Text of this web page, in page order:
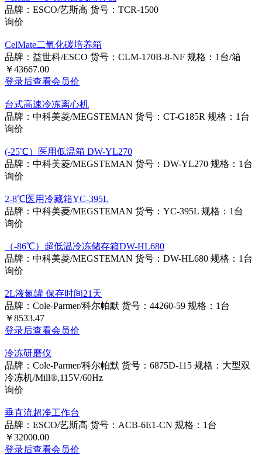
品牌：ESCO/艺斯高 货号：TCR-1500
询价
CelMate二氧化碳培养箱
品牌：益世科/ESCO 货号：CLM-170B-8-NF 规格：1台/箱
￥43667.00
登录后查看会员价
台式高速冷冻离心机
品牌：中科美菱/MEGSTEMAN 货号：CT-G185R 规格：1台
询价
(-25℃）医用低温箱 DW-YL270
品牌：中科美菱/MEGSTEMAN 货号：DW-YL270 规格：1台
询价
2-8℃医用冷藏箱YC-395L
品牌：中科美菱/MEGSTEMAN 货号：YC-395L 规格：1台
询价
（-86℃）超低温冷冻储存箱DW-HL680
品牌：中科美菱/MEGSTEMAN 货号：DW-HL680 规格：1台
询价
2L液氮罐 保存时间21天
品牌：Cole-Parmer/科尔帕默 货号：44260-59 规格：1台
￥8533.47
登录后查看会员价
冷冻研磨仪
品牌：Cole-Parmer/科尔帕默 货号：6875D-115 规格：大型双
冷冻机/Mill®,115V/60Hz
询价
垂直流超净工作台
品牌：ESCO/艺斯高 货号：ACB-6E1-CN 规格：1台
￥32000.00
登录后查看会员价